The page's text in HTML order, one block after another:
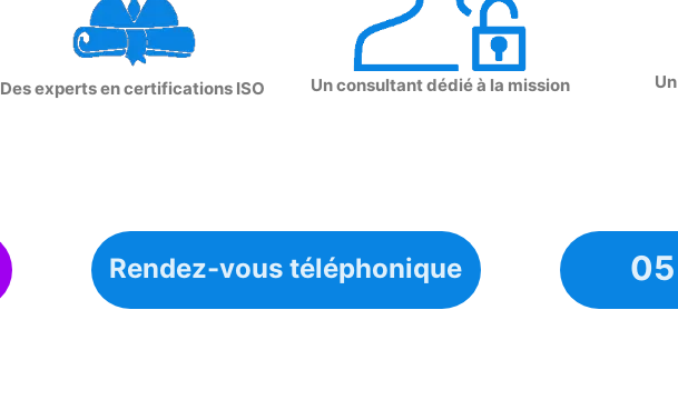
Des experts en certifications ISO Un consultant dédié à la mission
Rendez-vous téléphonique